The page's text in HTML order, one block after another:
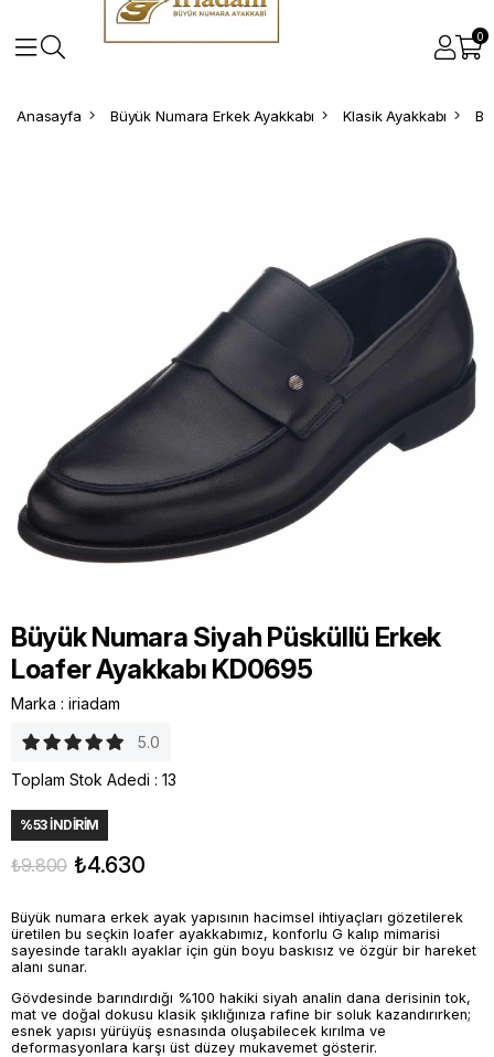
0
Anasayfa Büyük Numara Erkek Ayakkabı Klasik Ayakkabı
Büyük Numara Siyah Püsküllü Erkek
Loafer Ayakkabı KD0695
Marka : iriadam
5.0
Toplam Stok Adedi : 13
%53İNDIRIM
₺9.800 ₺4.630
Büyük numara erkek ayak yapısının hacimsel ihtiyaçları gözetilerek
üretilen bu seçkin loafer ayakkabımız, konforlu G kalıp mimarisi
sayesinde taraklı ayaklar için gün boyu baskısız ve özgür bir hareket
alanı sunar.
Gövdesinde barındırdığı %100 hakiki siyah analin dana derisinin tok,
mat ve doğal dokusu klasik şıklığınıza rafine bir soluk kazandırırken;
esnek yapısı yürüyüş esnasında oluşabilecek kırılma ve
deformasyonlara karşı üst düzey mukavemet gösterir.